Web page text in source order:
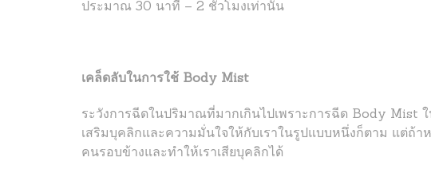
ประมาณ 30 นาที – 2 ชั่วโมงเท่านั้น
เคล็ดลับในการใช้ Body Mist
ระวังการฉีดในปริมาณที่มากเกินไปเพราะการฉีด Body Mist
เสริมบุคลิกและความมั่นใจให้กับเราในรูปแบบหนึ่งก็ตาม แต่ถ้
คนรอบข้างและทำให้เราเสียบุคลิกได้